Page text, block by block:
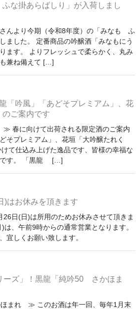
な掛あらばしり」が入荷しまし
んより今期（令和8年度）の「みなも ふ
ました。 定番商品の吟醸酒「みなもにう
ます。 よりフレッシュで柔らかく、丸み
兼ね備えて […]
「吟風」「あどそプレミアム」、花
ご案内です
に向けて出荷される限定酒のご案内
そプレミアム」、花垣「大吟醸たれく
て仕込み上げた逸品です、皆様の幸福な
です。 「黒龍 […]
)はお休みを頂きます
日(日)は所用のためお休みさせて頂きま
、午前9時からの通常営業となります。
宜しくお願い致します。
ーズ」！黒龍「純吟50 さかほま
れ ≫ このお酒は年一回、毎年1月末